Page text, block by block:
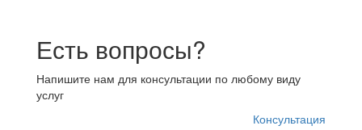
Есть вопросы?
Напишите нам для консультации по любому виду
услуг
Консультация